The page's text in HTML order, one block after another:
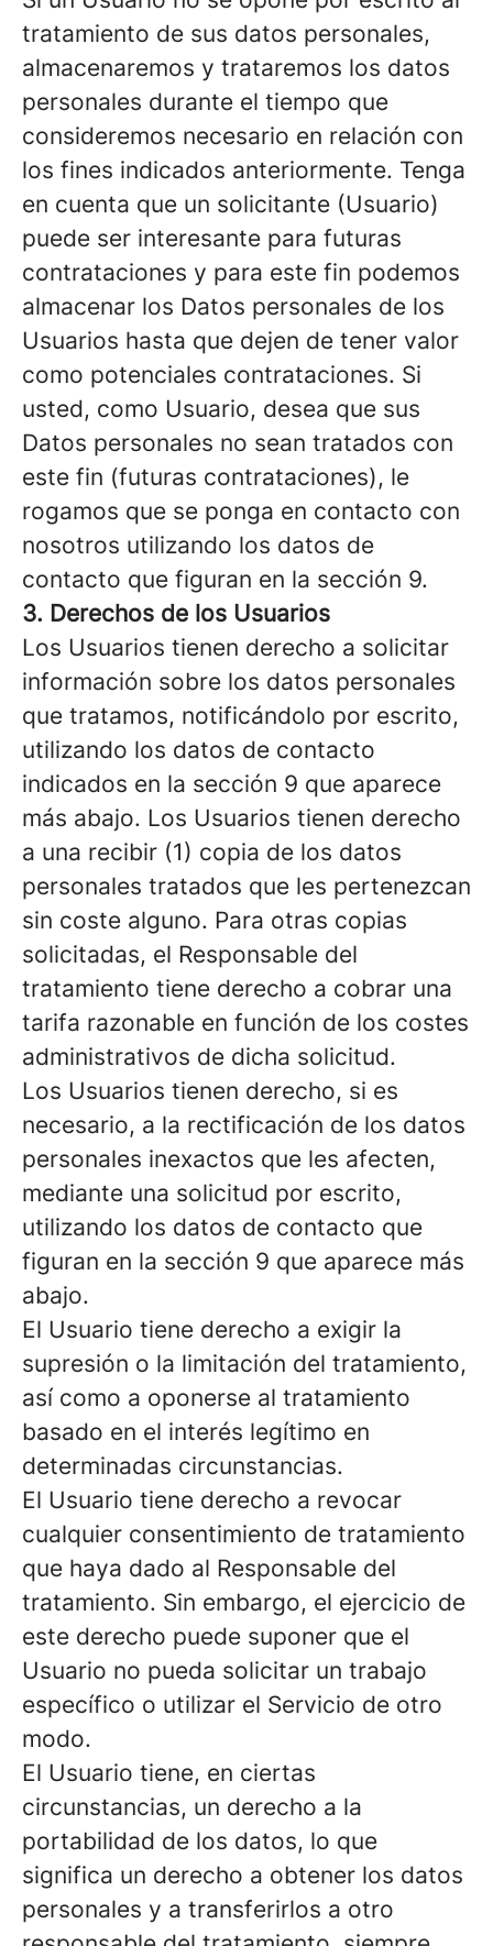
tratamiento de sus datos personales,
almacenaremos y trataremos los datos
personales durante el tiempo que
consideremos necesario en relación con
los fines indicados anteriormente. Tenga
en cuenta que un solicitante (Usuario)
puede ser interesante para futuras
contrataciones y para este fin podemos
almacenar los Datos personales de los
Usuarios hasta que dejen de tener valor
como potenciales contrataciones. Si
usted, como Usuario, desea que sus
Datos personales no sean tratados con
este fin (futuras contrataciones), le
rogamos que se ponga en contacto con
nosotros utilizando los datos de
contacto que figuran en la sección 9.
3. Derechos de los Usuarios
Los Usuarios tienen derecho a solicitar
información sobre los datos personales
que tratamos, notificándolo por escrito,
utilizando los datos de contacto
indicados en la sección 9 que aparece
más abajo. Los Usuarios tienen derecho
a una recibir (1) copia de los datos
personales tratados que les pertenezcan
sin coste alguno. Para otras copias
solicitadas, el Responsable del
tratamiento tiene derecho a cobrar una
tarifa razonable en función de los costes
administrativos de dicha solicitud.
Los Usuarios tienen derecho, si es
necesario, a la rectificación de los datos
personales inexactos que les afecten,
mediante una solicitud por escrito,
utilizando los datos de contacto que
figuran en la sección 9 que aparece más
abajo.
El Usuario tiene derecho a exigir la
supresión o la limitación del tratamiento,
así como a oponerse al tratamiento
basado en el interés legítimo en
determinadas circunstancias.
El Usuario tiene derecho a revocar
cualquier consentimiento de tratamiento
que haya dado al Responsable del
tratamiento. Sin embargo, el ejercicio de
este derecho puede suponer que el
Usuario no pueda solicitar un trabajo
específico o utilizar el Servicio de otro
modo.
El Usuario tiene, en ciertas
circunstancias, un derecho a la
portabilidad de los datos, lo que
significa un derecho a obtener los datos
personales y a transferirlos a otro